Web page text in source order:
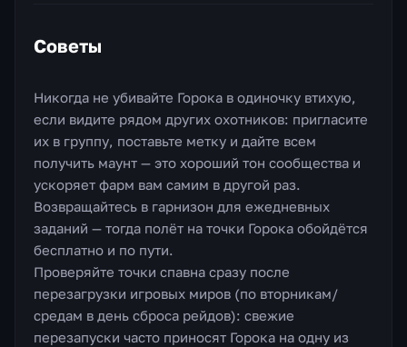
Советы
Никогда не убивайте Горока в одиночку втихую,
если видите рядом других охотников: пригласите
их в группу, поставьте метку и дайте всем
получить маунт — это хороший тон сообщества и
ускоряет фарм вам самим в другой раз.
Возвращайтесь в гарнизон для ежедневных
заданий — тогда полёт на точки Горока обойдётся
бесплатно и по пути.
Проверяйте точки спавна сразу после
перезагрузки игровых миров (по вторникам/
средам в день сброса рейдов): свежие
перезапуски часто приносят Горока на одну из